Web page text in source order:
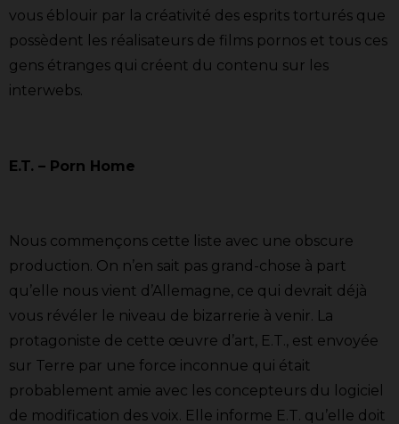
vous éblouir par la créativité des esprits torturés que
possèdent les réalisateurs de films pornos et tous ces
gens étranges qui créent du contenu sur les
interwebs.
E.T. – Porn Home
Nous commençons cette liste avec une obscure
production. On n’en sait pas grand-chose à part
qu’elle nous vient d’Allemagne, ce qui devrait déjà
vous révéler le niveau de bizarrerie à venir. La
protagoniste de cette œuvre d’art, E.T., est envoyée
sur Terre par une force inconnue qui était
probablement amie avec les concepteurs du logiciel
de modification des voix. Elle informe E.T. qu’elle doit